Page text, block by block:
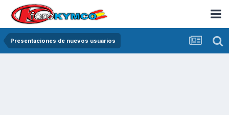
Presentaciones de nuevos usuarios